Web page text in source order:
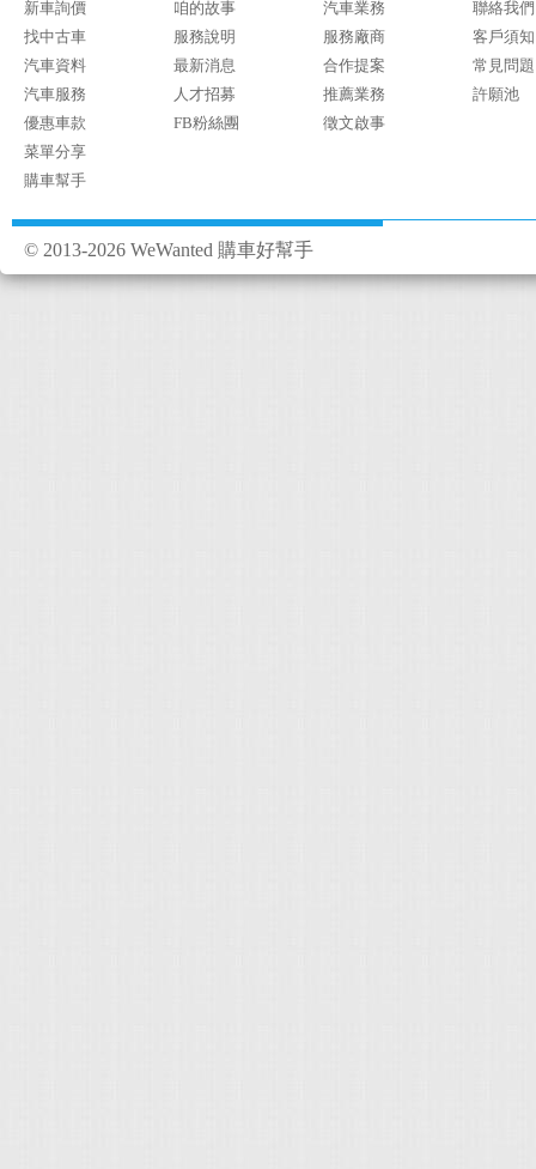
新車詢價
找中古車
汽車資料
汽車服務
優惠車款
菜單分享
購車幫手
咱的故事
服務說明
最新消息
人才招募
FB粉絲團
汽車業務
服務廠商
合作提案
推薦業務
徵文啟事
聯絡我們
客戶須知
常見問題
許願池
© 2013-2026 WeWanted 購車好幫手